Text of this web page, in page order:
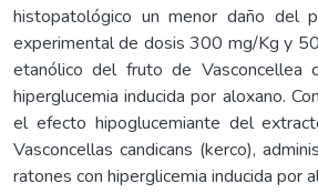
histopatológico un menor daño del
experimental de dosis 300 mg/Kg y
etanólico del fruto de Vasconcellea
hiperglucemia inducida por aloxano.
el efecto hipoglucemiante del
Vasconcellas candicans (kerco),
ratones con hiperglicemia inducida por